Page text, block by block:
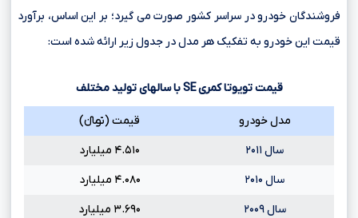
فروشندگان خودرو در سراسر کشور صورت می گیرد؛ بر این اساس، برآورد
قیمت این خودرو به تفکیک هر مدل در جدول زیر ارائه شده است:
قیمت تویوتا کمریSEبا سالهای تولید مختلف
مدل خودرو
قیمت (تومانءءء)
سال ۲۰۱۱
۴.۵۱۰ میلیارد
سال ۲۰۱۰
۴.۰۸۰ میلیارد
سال ۲۰۰۹
۳.۶۹۰ میلیارد